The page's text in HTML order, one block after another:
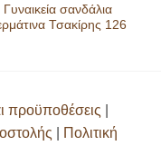
Γυναικεία σανδάλια
Τσακίρης 126
προϋποθέσεις
Πολιτική